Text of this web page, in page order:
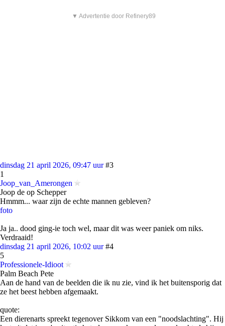
▼ Advertentie door Refinery89
dinsdag 21 april 2026, 09:47 uur #3
1
Joop_van_Amerongen
Joop de op Schepper
Hmmm... waar zijn de echte mannen gebleven?
foto
Ja ja.. dood ging-ie toch wel, maar dit was weer paniek om niks.
Verdraaid!
dinsdag 21 april 2026, 10:02 uur #4
5
Professionele-Idioot
Palm Beach Pete
Aan de hand van de beelden die ik nu zie, vind ik het buitensporig dat
ze het beest hebben afgemaakt.
quote:
Een dierenarts spreekt tegenover Sikkom van een "noodslachting". Hij